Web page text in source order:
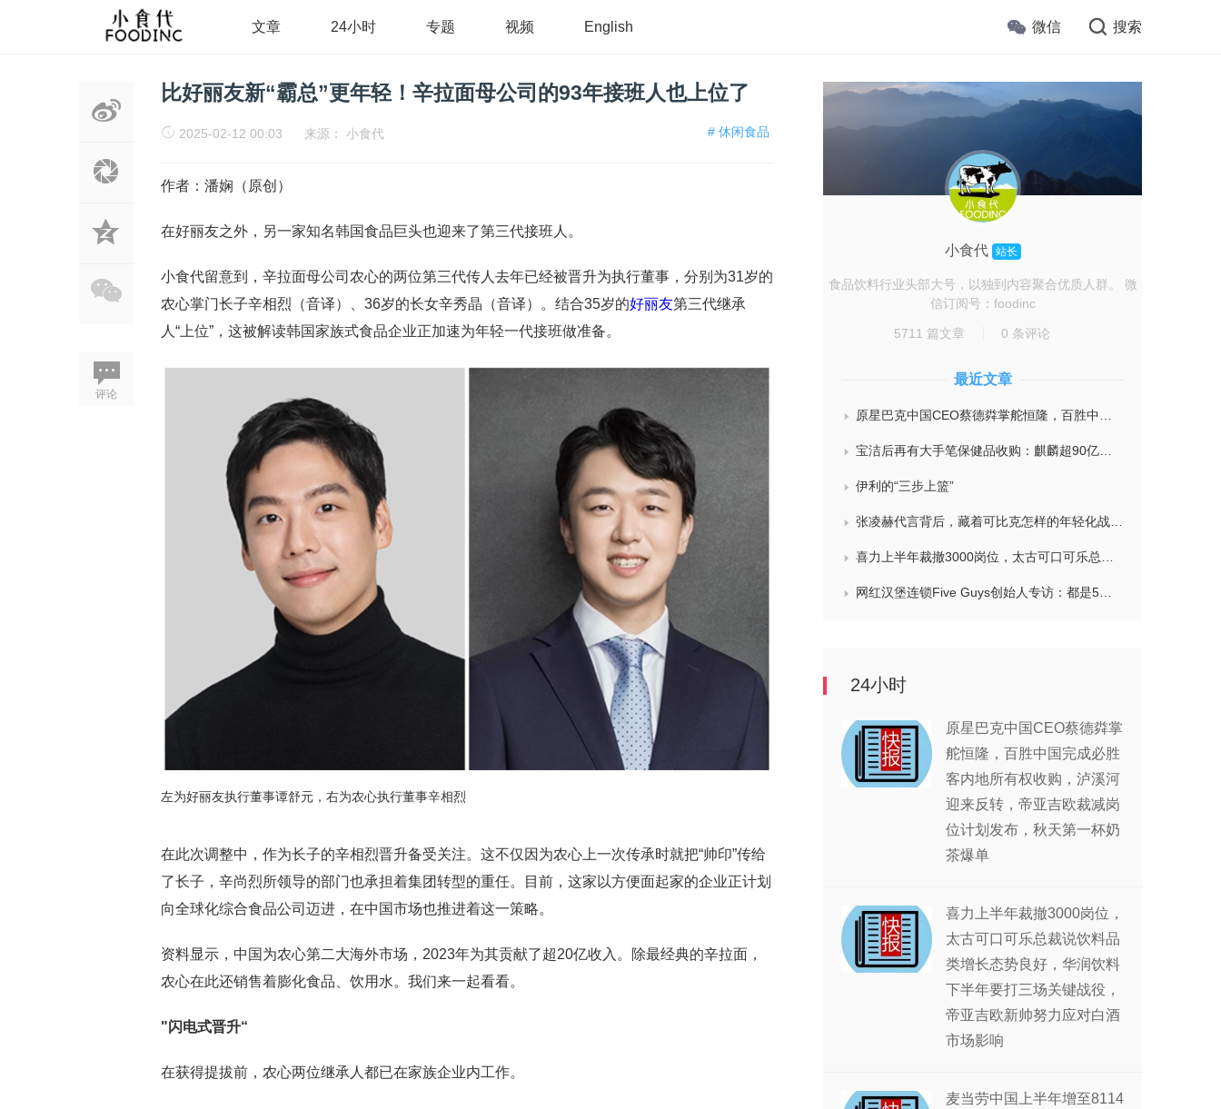
文章 24小时 专题 视频 English 微信 搜索
评论
比好丽友新“霸总”更年轻！辛拉面母公司的93年接班人也上位了
# 休闲食品
2025-02-12 00:03 来源： 小食代
作者：潘娴（原创）
在好丽友之外，另一家知名韩国食品巨头也迎来了第三代接班人。
小食代留意到，辛拉面母公司农心的两位第三代传人去年已经被晋升为执行董事，分别为31岁的
农心掌门长子辛相烈（音译）、36岁的长女辛秀晶（音译）。结合35岁的好丽友第三代继承
人“上位”，这被解读韩国家族式食品企业正加速为年轻一代接班做准备。
左为好丽友执行董事谭舒元，右为农心执行董事辛相烈
在此次调整中，作为长子的辛相烈晋升备受关注。这不仅因为农心上一次传承时就把“帅印”传给
了长子，辛尚烈所领导的部门也承担着集团转型的重任。目前，这家以方便面起家的企业正计划
向全球化综合食品公司迈进，在中国市场也推进着这一策略。
资料显示，中国为农心第二大海外市场，2023年为其贡献了超20亿收入。除最经典的辛拉面，
农心在此还销售着膨化食品、饮用水。我们来一起看看。
"闪电式晋升“
在获得提拔前，农心两位继承人都已在家族企业内工作。
小食代 站长
食品饮料行业头部大号，以独到内容聚合优质人群。 微
信订阅号：foodinc
5711 篇文章 0 条评论
最近文章
原星巴克中国CEO蔡德粦掌舵恒隆，百胜中国完成必胜客内地所有权收购，泸溪河迎来反转，帝亚吉欧裁减岗位计划发布，秋天第一杯奶茶爆单
宝洁后再有大手笔保健品收购：麒麟超90亿拿下健美生，在华已入驻山姆和开市客等多渠道，为何超300亿资本一周内“疯抢”VMS？
伊利的“三步上篮”
张凌赫代言背后，藏着可比克怎样的年轻化战略？
喜力上半年裁撤3000岗位，太古可口可乐总裁说饮料品类增长态势良好，华润饮料下半年要打三场关键战役，帝亚吉欧新帅努力应对白酒市场影响
网红汉堡连锁Five Guys创始人专访：都是5个儿子和妻子在打理，绝不会与麦当劳正面竞争，要公司上市或卖盘的建议不时出现
24小时
原星巴克中国CEO蔡德粦掌
舵恒隆，百胜中国完成必胜
客内地所有权收购，泸溪河
迎来反转，帝亚吉欧裁减岗
位计划发布，秋天第一杯奶
茶爆单
喜力上半年裁撤3000岗位，
太古可口可乐总裁说饮料品
类增长态势良好，华润饮料
下半年要打三场关键战役，
帝亚吉欧新帅努力应对白酒
市场影响
麦当劳中国上半年增至8114